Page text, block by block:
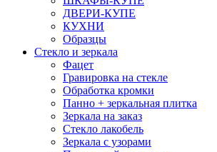
ДВЕРИ-КУПЕ
КУХНИ
Образцы
Стекло и зеркала
Фацет
Гравировка на стекле
Обработка кромки
Панно + зеркальная плитка
Зеркала на заказ
Стекло лакобель
Зеркала с узорами